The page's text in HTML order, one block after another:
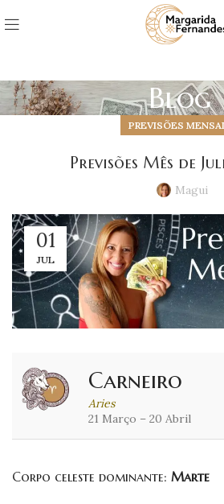
Blog
PREVISÕES
Previsões Mês de
Magui
01
JUL
Carneiro
Aries
21 Março – 20 Abril
Corpo celeste dominante: Marte